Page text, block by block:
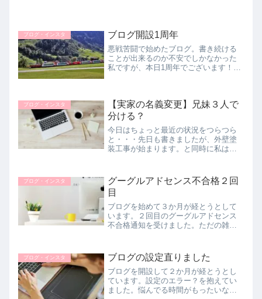
ブログ・インスタ ブログ開設1周年
悪戦苦闘で始めたブログ。書き続ける
ことが出来るのか不安でしかなかった
私ですが、本日1周年でございます！！
らです。ありがとうございます。
ブログ・インスタ
【実家の名義変更】兄妹３人で
分ける？
今日はちょっと最近の状況をつらつら
と・・・先日も書きましたが、外壁塗
装工事が始まります。と同時に私は実
の分と合同で済ませましたので法要は
特にしません。メインの予定はお墓参...
ブログ・インスタ
グーグルアドセンス不合格２回
目
ブログを始めて３か月が経とうとして
います。２回目のグーグルアドセンス
不合格通知を受けました。ただの雑記
柄のない私は、自分の思いをつらつら
と書き綴るしかなく・・・・。
ブログ・インスタ ブログの設定直りました
ブログを開設して２か月が経とうとし
ています。設定のエラー？を抱えてい
ました。悩んでる時間がもったいない